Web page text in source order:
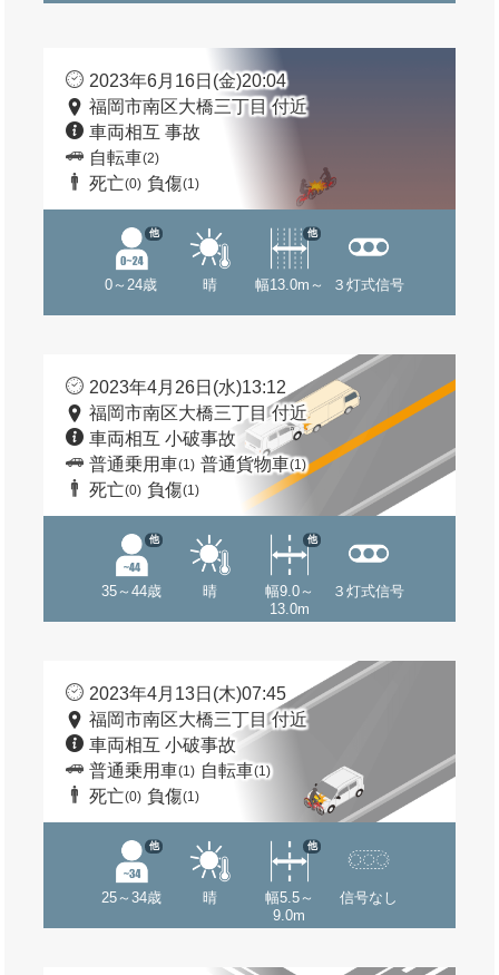
2023年6月16日(金)20:04
福岡市南区大橋三丁目 付近
車両相互 事故
自転車(2)
死亡(0) 負傷(1)
0～24歳
他
晴 幅13.0m～
他
３灯式信号
2023年4月26日(水)13:12
福岡市南区大橋三丁目 付近
車両相互 小破事故
普通乗用車(1) 普通貨物車(1)
死亡(0) 負傷(1)
35～44歳
他
晴
幅9.0～
13.0m
他
３灯式信号
2023年4月13日(木)07:45
福岡市南区大橋三丁目 付近
車両相互 小破事故
普通乗用車(1) 自転車(1)
死亡(0) 負傷(1)
25～34歳
他
晴
幅5.5～
9.0m
他
信号なし